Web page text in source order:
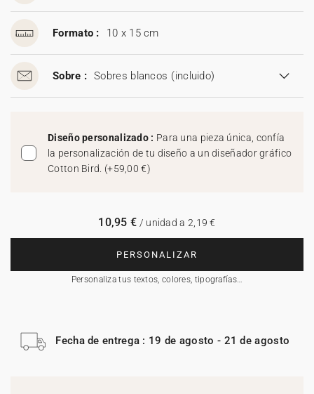
Formato : 10 x 15 cm
Sobre : Sobres blancos (incluido)
Diseño personalizado : Para una pieza única, confía
la personalización de tu diseño a un diseñador gráfico
Cotton Bird. (+59,00 €)
PERSONALIZAR
Personaliza tus textos, colores, tipografías…
10,95 € / unidad a 2,19 €
Fecha de entrega : 19 de agosto - 21 de agosto